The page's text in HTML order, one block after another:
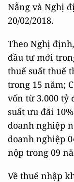
Nẵng và Nghị
20/02/2018.
Theo Nghị
đầu tư mới
thuế suất thuế
trong 15 năm;
vốn từ 3.000 tỷ
suất ưu đãi
doanh nghiệp
doanh nghiệp
nộp trong 09
Về thuế nhập